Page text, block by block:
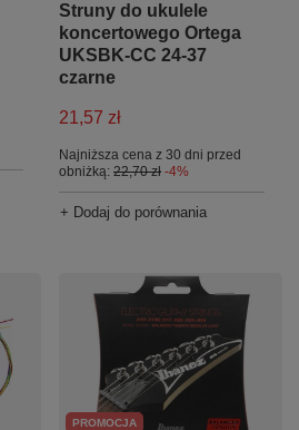
Struny do ukulele
koncertowego Ortega
UKSBK-CC 24-37
czarne
21,57 zł
Najniższa cena z 30 dni przed
obniżką: 22,70 zł -4%
+ Dodaj do porównania
PROMOCJA